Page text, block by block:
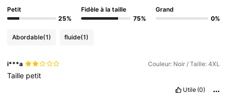
Petit
25%
Fidèle à la taille
75%
Grand
0%
Abordable(1) fluide(1)
i***a Couleur: Noir / Taille: 4XL
Taille petit
Utile (0)